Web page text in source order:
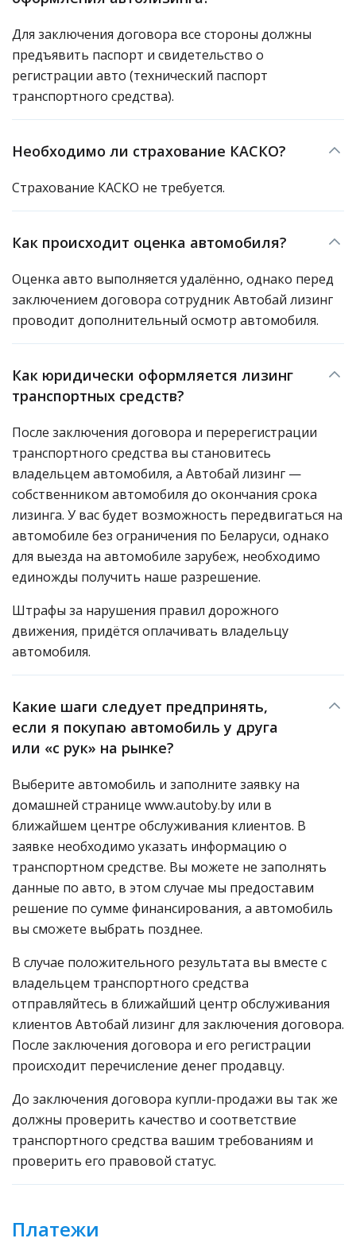
Для заключения договора все стороны должны
предъявить паспорт и свидетельство о
регистрации авто (технический паспорт
транспортного средства).
Необходимо ли страхование КАСКО?
Страхование КАСКО не требуется.
Как происходит оценка автомобиля?
Оценка авто выполняется удалённо, однако перед
заключением договора сотрудник Автобай лизинг
проводит дополнительный осмотр автомобиля.
Как юридически оформляется лизинг
транспортных средств?
После заключения договора и перерегистрации
транспортного средства вы становитесь
владельцем автомобиля, а Автобай лизинг —
собственником автомобиля до окончания срока
лизинга. У вас будет возможность передвигаться на
автомобиле без ограничения по Беларуси, однако
для выезда на автомобиле зарубеж, необходимо
единожды получить наше разрешение.
Штрафы за нарушения правил дорожного
движения, придётся оплачивать владельцу
автомобиля.
Какие шаги следует предпринять,
если я покупаю автомобиль у друга
или «с рук» на рынке?
Выберите автомобиль и заполните заявку на
домашней странице www.autoby.by или в
ближайшем центре обслуживания клиентов. В
заявке необходимо указать информацию о
транспортном средстве. Вы можете не заполнять
данные по авто, в этом случае мы предоставим
решение по сумме финансирования, а автомобиль
вы сможете выбрать позднее.
В случае положительного результата вы вместе с
владельцем транспортного средства
отправляйтесь в ближайший центр обслуживания
клиентов Автобай лизинг для заключения договора.
После заключения договора и его регистрации
происходит перечисление денег продавцу.
До заключения договора купли-продажи вы так же
должны проверить качество и соответствие
транспортного средства вашим требованиям и
проверить его правовой статус.
Платежи